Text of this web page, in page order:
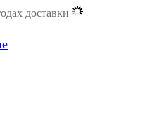
доставки